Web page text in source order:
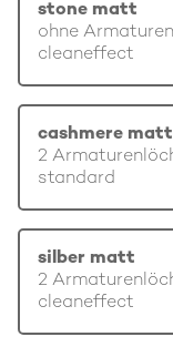
stone matt
ohne
cleaneffect
cashmere matt
2
standard
silber matt
2
cleaneffect